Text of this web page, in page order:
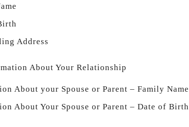
Address
About Your Relationship
About your Spouse or Parent – Family Name
About Your Spouse or Parent – Date of Birth